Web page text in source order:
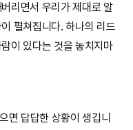
리면서 우리가 제대로 알
펼쳐집니다. 하나의 리드
이 있다는 것을 놓치지마
면 답답한 상황이 생깁니